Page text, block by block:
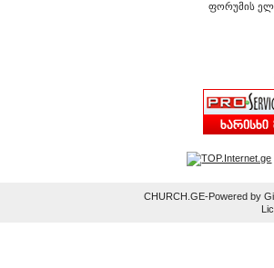
ფორუმის
CHURCH.GE-Powered by